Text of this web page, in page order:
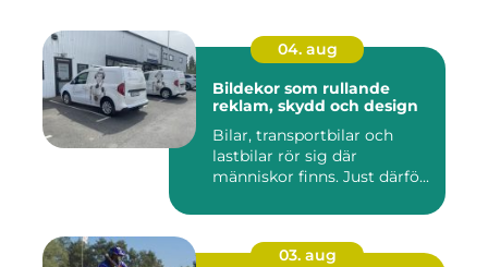
04. aug
Bildekor som rullande
reklam, skydd och design
Bilar, transportbilar och
lastbilar rör sig där
människor finns. Just därfö...
03. aug